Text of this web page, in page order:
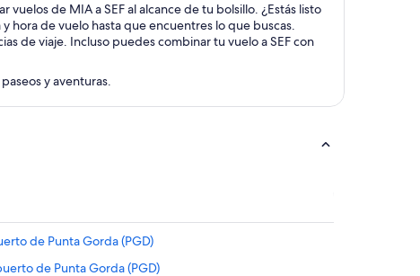
de MIA a SEF al alcance de tu bolsillo. ¿Estás listo
hora de vuelo hasta que encuentres lo que buscas.
de viaje. Incluso puedes combinar tu vuelo a SEF con
y aventuras.
de Punta Gorda (PGD)
de Punta Gorda (PGD)